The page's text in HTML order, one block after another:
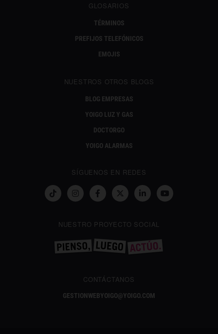
GLOSARIOS
TÉRMINOS
PREFIJOS TELEFÓNICOS
EMOJIS
NUESTROS OTROS BLOGS
BLOG EMPRESAS
YOIGO LUZ Y GAS
DOCTORGO
YOIGO ALARMAS
SÍGUENOS EN REDES
NUESTRO PROYECTO SOCIAL
CONTÁCTANOS
GESTIONWEBYOIGO@YOIGO.COM